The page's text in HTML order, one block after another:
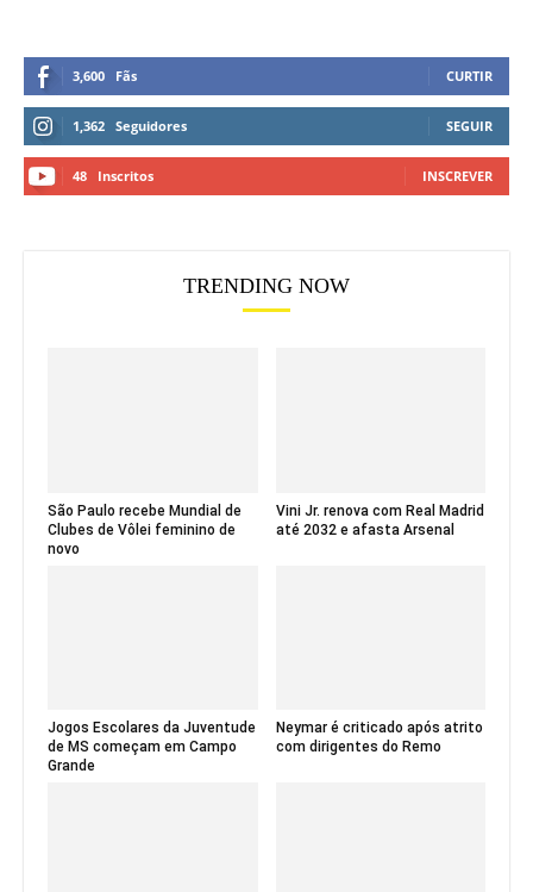
3,600 Fãs CURTIR
1,362 Seguidores SEGUIR
48 Inscritos INSCREVER
TRENDING NOW
São Paulo recebe Mundial de
Clubes de Vôlei feminino de
novo
Vini Jr. renova com Real Madrid
até 2032 e afasta Arsenal
Jogos Escolares da Juventude
de MS começam em Campo
Grande
Neymar é criticado após atrito
com dirigentes do Remo